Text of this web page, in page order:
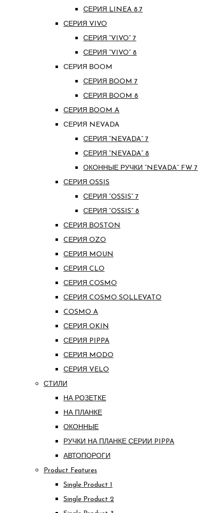
СЕРИЯ LINEA 8.7
СЕРИЯ VIVO
СЕРИЯ “VIVO” 7
СЕРИЯ “VIVO” 8
СЕРИЯ ВOOM
СЕРИЯ ВOOM 7
СЕРИЯ ВOOM 8
СЕРИЯ ВOOM A
СЕРИЯ NEVADA
СЕРИЯ “NEVADA” 7
СЕРИЯ “NEVADA” 8
ОКОННЫЕ РУЧКИ “NEVADA” FW 7
СЕРИЯ OSSIS
СЕРИЯ “OSSIS” 7
СЕРИЯ “OSSIS” 8
СЕРИЯ ВOSTON
CЕРИЯ OZO
СЕРИЯ MOUN
СЕРИЯ CLO
СЕРИЯ COSMO
СЕРИЯ COSMO SOLLEVATO
COSMO A
СЕРИЯ OKIN
СЕРИЯ PIPPA
СЕРИЯ MODO
СЕРИЯ VELO
СТИЛИ
НА РОЗЕТКЕ
НА ПЛАНКЕ
ОКОННЫЕ
РУЧКИ НА ПЛАНКЕ СЕРИИ PIPPA
АВТОПОРОГИ
Product Features
Single Product 1
Single Product 2